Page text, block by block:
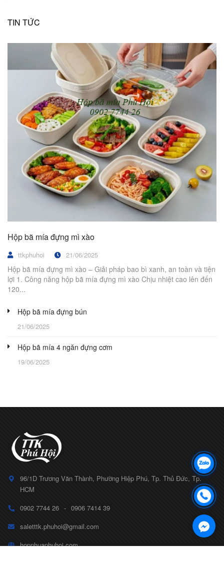
TIN TỨC
Hộp bã mía đựng mì xào
ttkphuhoi 21/06/2025
Hộp bã mía đựng mì xào – Giải pháp bao bì xanh, an toàn và tiện
lợi 1. Công năng hộp bã mía đựng mì xào Chịu nhiệt cao lên đến
120...
Hộp bã mía đựng bún
21/06/2025
Hộp bã mía 4 ngăn đựng cơm
19/06/2025
96/1D Trương Văn Thành, Phường Hiệp Phú, Tp. Thủ Đức, Tp.
HCM
0902 7744 26 - 0906 7414 39
saletttk.phuhoi@gmail.com
hopnhuaphuhoi.com